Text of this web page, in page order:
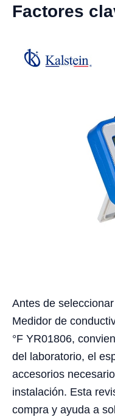
Factores
Antes de seleccionar
Medidor de
°F YR01806,
del laboratorio, el
accesorios
instalación. Esta
compra y ayuda a